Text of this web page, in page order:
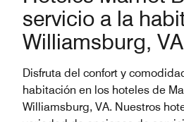
servicio a la
Williamsburg, VA
Disfruta del confort y
habitación en los hoteles de
Williamsburg, VA. Nuestros